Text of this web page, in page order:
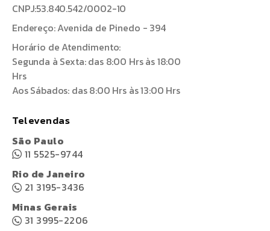
CNPJ:53.840.542/0002-10
Endereço: Avenida de Pinedo - 394
Horário de Atendimento:
Segunda à Sexta: das 8:00 Hrs às 18:00
Hrs
Aos Sábados: das 8:00 Hrs às 13:00 Hrs
Televendas
São Paulo
11 5525-9744
Rio de Janeiro
21 3195-3436
Minas Gerais
31 3995-2206